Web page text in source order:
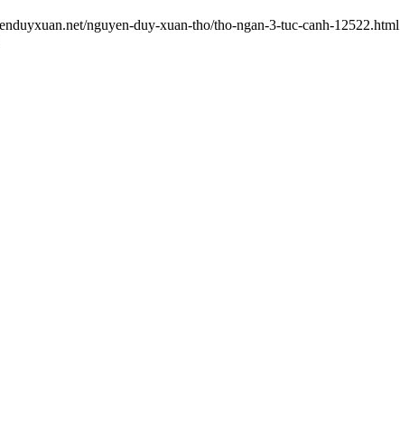
nguyen-duy-xuan-tho/tho-ngan-3-tuc-canh-12522.html